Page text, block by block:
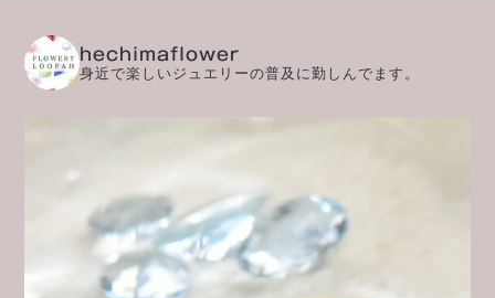
hechimaflower
身近で楽しいジュエリーの普及に勤しんでます。